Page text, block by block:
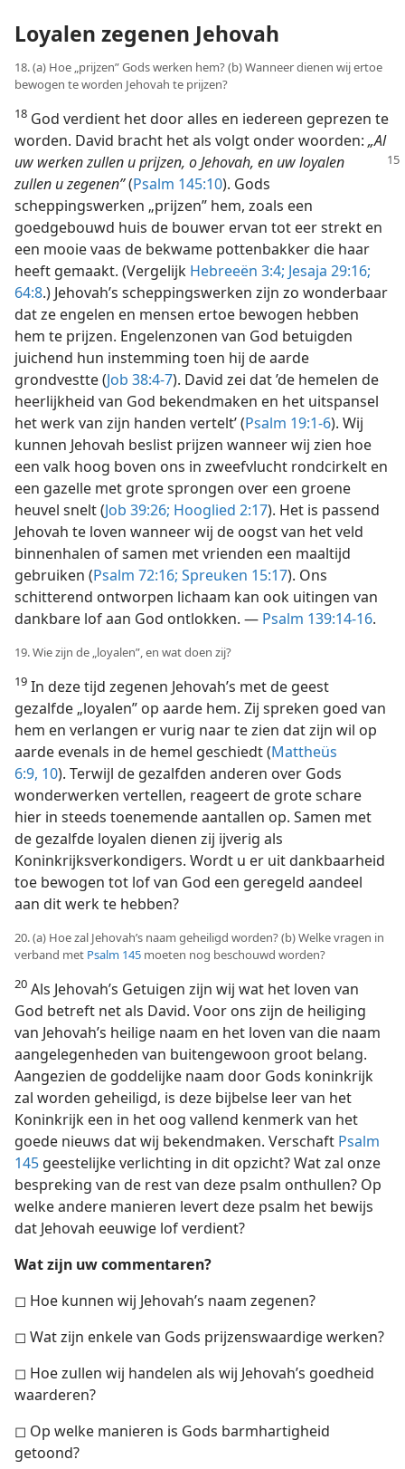
Loyalen zegenen Jehovah
18. (a) Hoe „prijzen” Gods werken hem? (b) Wanneer dienen wij ertoe
bewogen te worden Jehovah te prijzen?
18 God verdient het door alles en iedereen geprezen te
worden. David bracht het als volgt onder woorden: „Al
uw werken zullen u prijzen, o Jehovah, en uw loyalen
zullen u zegenen”(Psalm 145:10). Gods
scheppingswerken „prijzen” hem, zoals een
goedgebouwd huis de bouwer ervan tot eer strekt en
een mooie vaas de bekwame pottenbakker die haar
heeft gemaakt. (Vergelijk Hebreeën 3:4; Jesaja 29:16;
64:8.) Jehovah’s scheppingswerken zijn zo wonderbaar
dat ze engelen en mensen ertoe bewogen hebben
hem te prijzen. Engelenzonen van God betuigden
juichend hun instemming toen hij de aarde
grondvestte (Job 38:4-7). David zei dat ’de hemelen de
heerlijkheid van God bekendmaken en het uitspansel
het werk van zijn handen vertelt’ (Psalm 19:1-6). Wij
kunnen Jehovah beslist prijzen wanneer wij zien hoe
een valk hoog boven ons in zweefvlucht rondcirkelt en
een gazelle met grote sprongen over een groene
heuvel snelt (Job 39:26; Hooglied 2:17). Het is passend
Jehovah te loven wanneer wij de oogst van het veld
binnenhalen of samen met vrienden een maaltijd
gebruiken (Psalm 72:16; Spreuken 15:17). Ons
schitterend ontworpen lichaam kan ook uitingen van
dankbare lof aan God ontlokken. — Psalm 139:14-16.
19. Wie zijn de „loyalen”, en wat doen zij?
19 In deze tijd zegenen Jehovah’s met de geest
gezalfde „loyalen” op aarde hem. Zij spreken goed van
hem en verlangen er vurig naar te zien dat zijn wil op
aarde evenals in de hemel geschiedt (Mattheüs
6:9, 10). Terwijl de gezalfden anderen over Gods
wonderwerken vertellen, reageert de grote schare
hier in steeds toenemende aantallen op. Samen met
de gezalfde loyalen dienen zij ijverig als
Koninkrijksverkondigers. Wordt u er uit dankbaarheid
toe bewogen tot lof van God een geregeld aandeel
aan dit werk te hebben?
20. (a) Hoe zal Jehovah’s naam geheiligd worden? (b) Welke vragen in
verband met Psalm 145 moeten nog beschouwd worden?
20 Als Jehovah’s Getuigen zijn wij wat het loven van
God betreft net als David. Voor ons zijn de heiliging
van Jehovah’s heilige naam en het loven van die naam
aangelegenheden van buitengewoon groot belang.
Aangezien de goddelijke naam door Gods koninkrijk
zal worden geheiligd, is deze bijbelse leer van het
Koninkrijk een in het oog vallend kenmerk van het
goede nieuws dat wij bekendmaken. Verschaft Psalm
145 geestelijke verlichting in dit opzicht? Wat zal onze
bespreking van de rest van deze psalm onthullen? Op
welke andere manieren levert deze psalm het bewijs
dat Jehovah eeuwige lof verdient?
Wat zijn uw commentaren?
◻ Hoe kunnen wij Jehovah’s naam zegenen?
◻ Wat zijn enkele van Gods prijzenswaardige werken?
◻ Hoe zullen wij handelen als wij Jehovah’s goedheid
waarderen?
◻ Op welke manieren is Gods barmhartigheid
getoond?